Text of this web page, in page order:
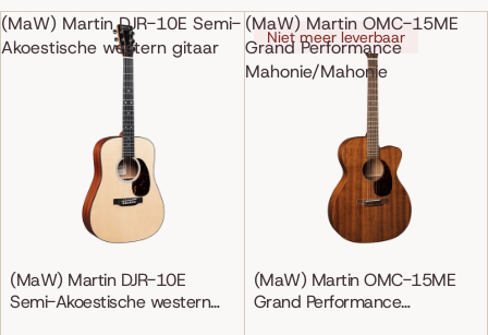
(MaW) Martin DJR-10E Semi-
Akoestische western gitaar
(MaW) Martin DJR-10E
Semi-Akoestische western
(MaW) Martin OMC-15ME
Grand Performance
Mahonie/Mahonie
Niet meer leverbaar
(MaW) Martin OMC-15ME
Grand Performance